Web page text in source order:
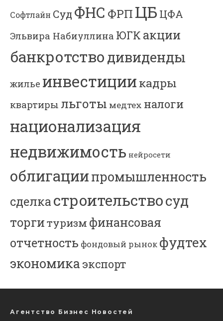
Софтлайн Суд ФНС ФРП ЦБ ЦФА
Эльвира Набиуллина ЮГК акции
банкротство дивиденды
жилье инвестиции кадры
квартиры льготы медтех налоги
национализация
недвижимость нейросети
облигациипромышленность
сделкастроительствосуд
торгитуризм финансовая
отчетность фондовый рынок фудтех
экономика экспорт
Агентство Бизнес Новостей